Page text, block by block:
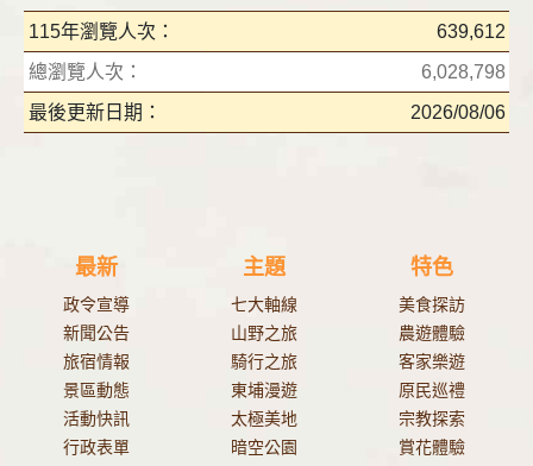
115年瀏覽人次：
639,612
總瀏覽人次：
6,028,798
最後更新日期：
2026/08/06
最新
政令宣導
新聞公告
旅宿情報
景區動態
活動快訊
行政表單
主題
七大軸線
山野之旅
騎行之旅
東埔漫遊
太極美地
暗空公園
特色
美食探訪
農遊體驗
客家樂遊
原民巡禮
宗教探索
賞花體驗